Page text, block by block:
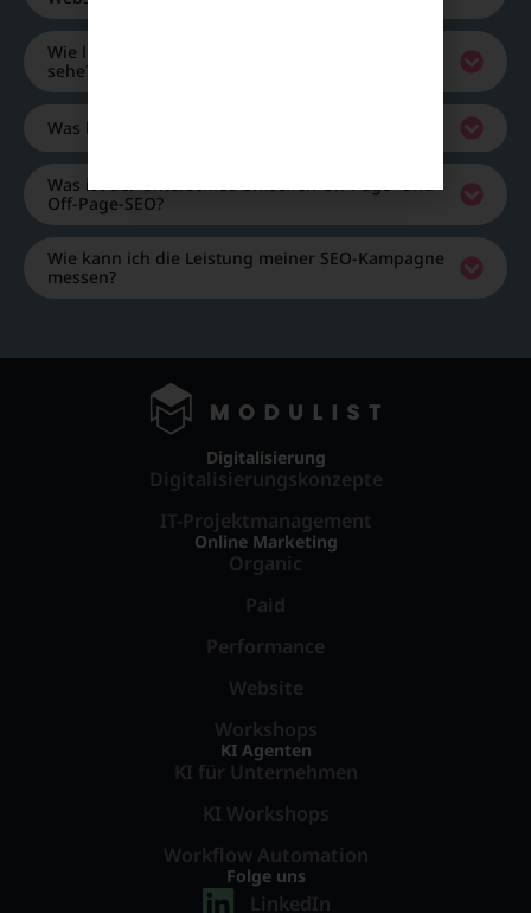
Wie lange dauert es, bis ich Ergebnisse mit SEO
sehe?
Was kostet SEO eine SEO Agentur?
Was ist der Unterschied zwischen On-Page- und
Off-Page-SEO?
Wie kann ich die Leistung meiner SEO-Kampagne
messen?
Digitalisierung
Digitalisierungskonzepte
IT-Projektmanagement
Online Marketing
Organic
Paid
Performance
Website
Workshops
KI Agenten
KI für Unternehmen
KI Workshops
Workflow Automation
Folge uns
LinkedIn